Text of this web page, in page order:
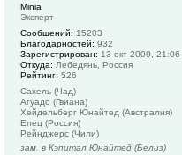
Minia
Эксперт
Сообщений: 15203
Благодарностей: 932
Зарегистрирован: 13 окт 2009, 21:06
Откуда: Лебедянь, Россия
Рейтинг: 526
Сахель (Чад)
Агуадо (Гвиана)
Хейдельберг Юнайтед (Австралия)
Елец (Россия)
Рейнджерс (Чили)
зам. в Кэпитал Юнайтед (Белиз)